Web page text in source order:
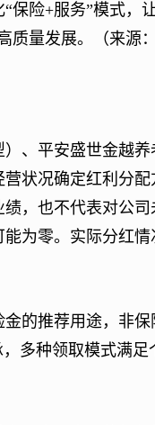
保险+服务”模式，
量发展。（来源：
平安盛世金越养
状况确定红利分
，也不代表对公
为零。实际分红
推荐用途，非保
多种领取模式满